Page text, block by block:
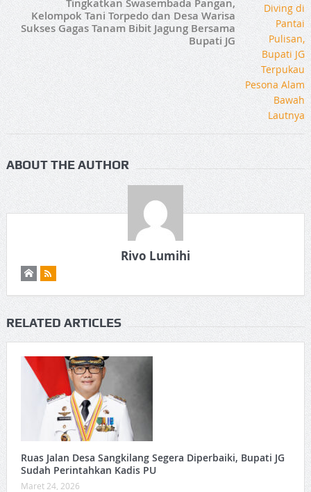
Tingkatkan Swasembada Pangan,
Kelompok Tani Torpedo dan Desa Warisa
Sukses Gagas Tanam Bibit Jagung Bersama
Bupati JG
ABOUT THE AUTHOR
Rivo Lumihi
RELATED ARTICLES
Ruas Jalan Desa Sangkilang Segera Diperbaiki, Bupati JG
Sudah Perintahkan Kadis PU
Maret 24, 2026